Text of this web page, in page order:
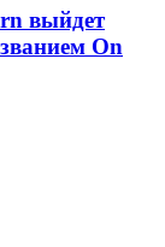
выйдет
On